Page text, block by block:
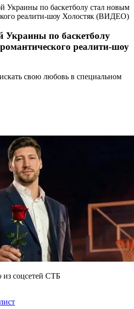
Украины по баскетболу стал новым
реалити-шоу Холостяк (ВИДЕО)
Украины по баскетболу
реалити-шоу
свою любовь в специальном
из соцсетей СТБ